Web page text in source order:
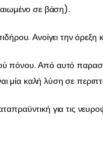
σε βάση).
Ανοίγει την όρεξη
πόνου. Από αυτό
μία καλή λύση σε
για τις